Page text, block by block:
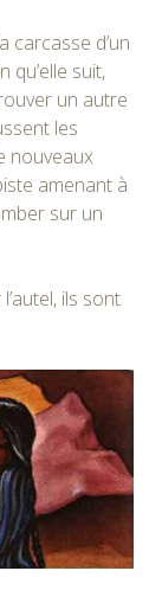
carcasse d’un
qu’elle suit,
un autre
les
nouveaux
amenant à
sur un
ils sont